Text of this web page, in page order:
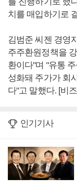
치를 매입하기로
김범준 씨젠 경영
주주환원정책을
환이다"며 "유통
성화돼 주가가 회
다"고 말했다. [비
인기기사